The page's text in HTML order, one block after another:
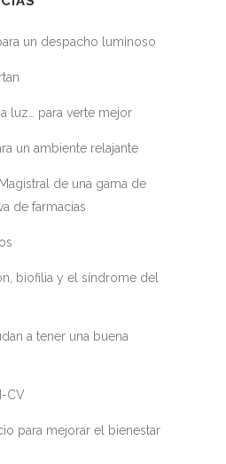
un despacho luminoso
luz… para verte mejor
un ambiente relajante
de una gama de
de farmacias
biofilia y el síndrome del
a tener una buena
CV
para mejorar el bienestar